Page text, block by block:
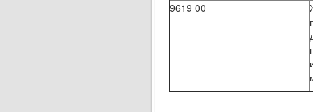
9619 00